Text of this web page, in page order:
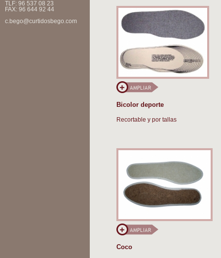
TLF: 96 537 08 23
FAX: 96 644 92 44
c.bego@curtidosbego.com
Bicolor deporte
Recortable y por tallas
Coco